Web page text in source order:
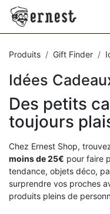
SE RENDRE AU CONTENU
Produits Gift Finder
Idées
Des petits
toujours
Chez Ernest Shop,
moins de 25€ pour faire
tendance, objets déco,
surprendre vos proches
produits pleins de